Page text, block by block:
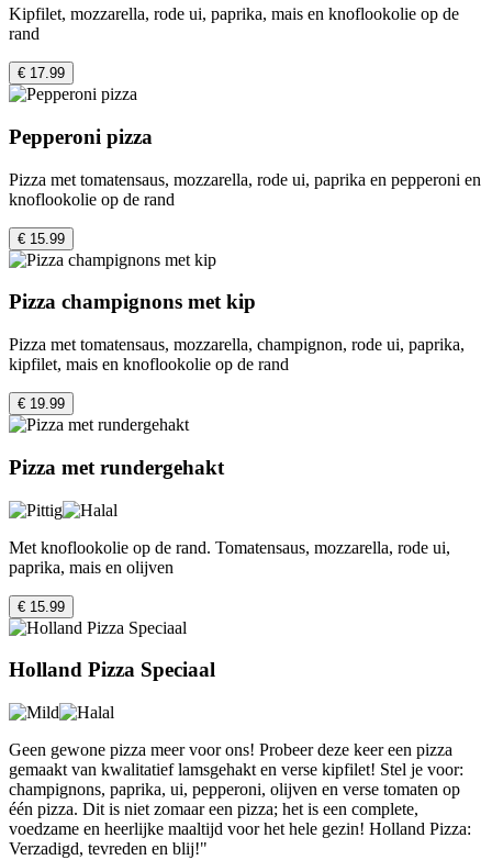
Kipfilet, mozzarella, rode ui, paprika, mais en knoflookolie op de
rand
€ 17.99
Pepperoni pizza
Pizza met tomatensaus, mozzarella, rode ui, paprika en pepperoni en
knoflookolie op de rand
€ 15.99
Pizza champignons met kip
Pizza met tomatensaus, mozzarella, champignon, rode ui, paprika,
kipfilet, mais en knoflookolie op de rand
€ 19.99
Pizza met rundergehakt
Met knoflookolie op de rand. Tomatensaus, mozzarella, rode ui,
paprika, mais en olijven
€ 15.99
Holland Pizza Speciaal
Geen gewone pizza meer voor ons! Probeer deze keer een pizza
gemaakt van kwalitatief lamsgehakt en verse kipfilet! Stel je voor:
champignons, paprika, ui, pepperoni, olijven en verse tomaten op
één pizza. Dit is niet zomaar een pizza; het is een complete,
voedzame en heerlijke maaltijd voor het hele gezin! Holland Pizza:
Verzadigd, tevreden en blij!"